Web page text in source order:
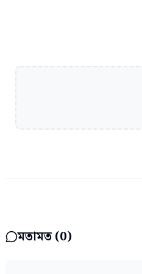
মতামত (0)